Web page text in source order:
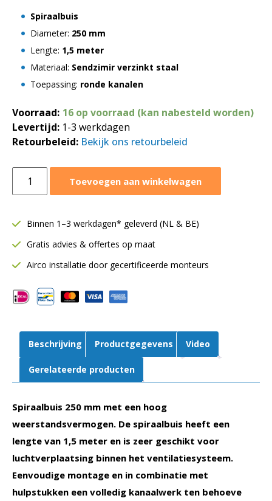
Spiraalbuis
Diameter: 250 mm
Lengte: 1,5 meter
Materiaal: Sendzimir verzinkt staal
Toepassing: ronde kanalen
Voorraad: 16 op voorraad (kan nabesteld worden)
Levertijd: 1-3 werkdagen
Retourbeleid: Bekijk ons retourbeleid
Ø250
=
1,5
aantal
Toevoegen aan winkelwagen
Binnen 1–3 werkdagen* geleverd (NL & BE)
Gratis advies & offertes op maat
Airco installatie door gecertificeerde monteurs
Beschrijving Productgegevens Video
Gerelateerde producten
Spiraalbuis 250 mm met een hoog
weerstandsvermogen. De spiraalbuis heeft een
lengte van 1,5 meter en is zeer geschikt voor
luchtverplaatsing binnen het ventilatiesysteem.
Eenvoudige montage en in combinatie met
hulpstukken een volledig kanaalwerk ten behoeve